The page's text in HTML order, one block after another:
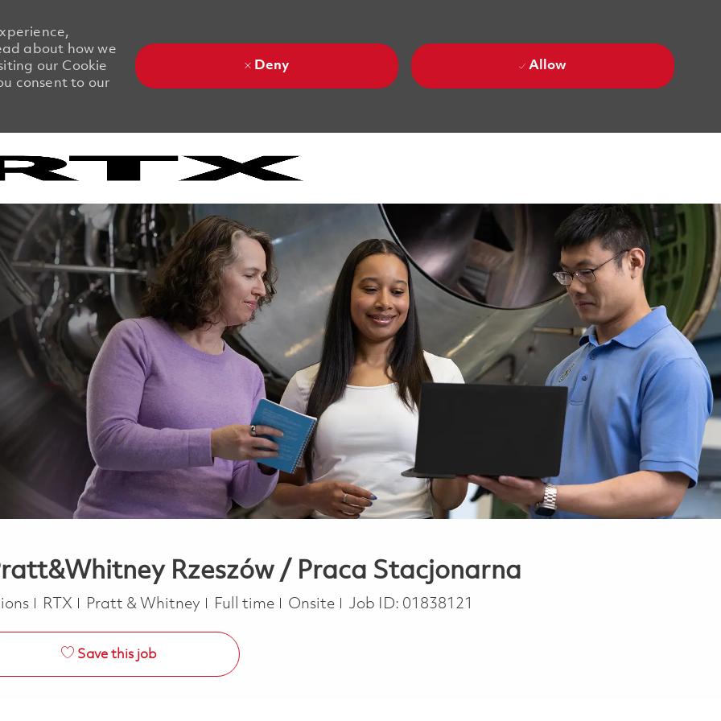
about how we
our Cookie
consent to our
Deny Allow
Rzeszów / Praca Stacjonarna
RTX Pratt & Whitney Job Type
Full time Onsite Job ID: 01838121
Save this job